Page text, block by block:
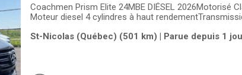
Coachmen Prism Elite 24MBE DIÉSEL 2026Motorisé
Moteur diesel 4 cylindres à haut
topper)Génératrice Onan propane 3,6 kWAttelage de 5
St-Nicolas (Québec) (501 km) | Parue depuis 1